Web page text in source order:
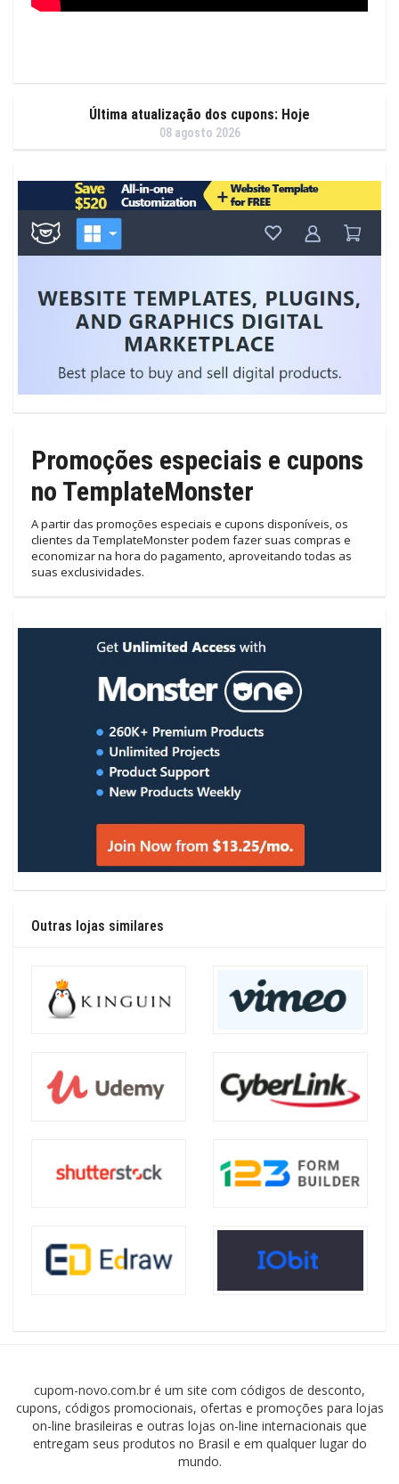
Última atualização dos cupons: Hoje
08 agosto 2026
Promoções especiais e cupons
no TemplateMonster
A partir das promoções especiais e cupons disponíveis, os
clientes da TemplateMonster podem fazer suas compras e
economizar na hora do pagamento, aproveitando todas as
suas exclusividades.
Outras lojas similares
cupom-novo.com.br é um site com códigos de desconto,
cupons, códigos promocionais, ofertas e promoções para lojas
on-line brasileiras e outras lojas on-line internacionais que
entregam seus produtos no Brasil e em qualquer lugar do
mundo.